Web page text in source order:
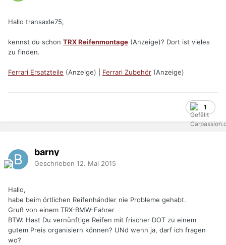
Hallo transaxle75,
kennst du schon TRX Reifenmontage (Anzeige)? Dort ist vieles
zu finden.
Ferrari Ersatzteile (Anzeige) | Ferrari Zubehör (Anzeige)
1
barny
Geschrieben 12. Mai 2015
Hallo,
habe beim örtlichen Reifenhändler nie Probleme gehabt.
Gruß von einem TRX-BMW-Fahrer
BTW: Hast Du vernünftige Reifen mit frischer DOT zu einem
gutem Preis organisiern können? UNd wenn ja, darf ich fragen
wo?